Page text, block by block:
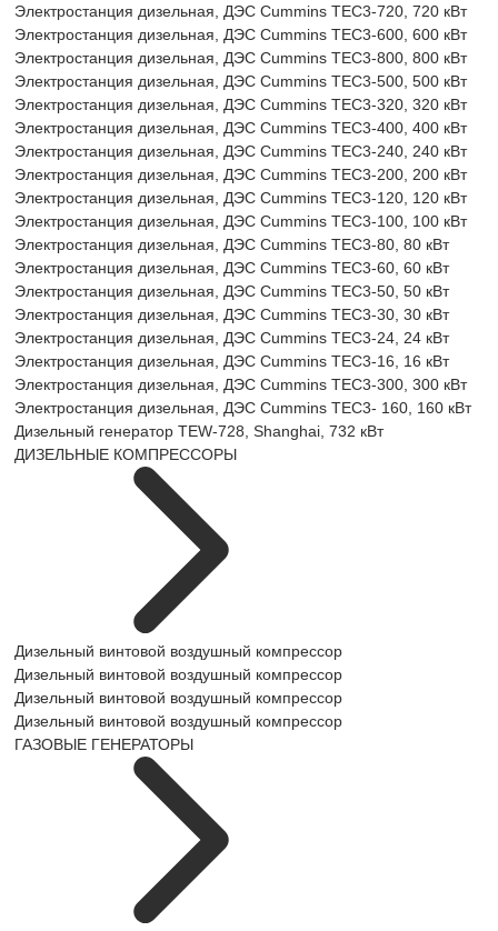
Электростанция дизельная, ДЭС Cummins TEC3-720, 720 кВт
Электростанция дизельная, ДЭС Cummins TEC3-600, 600 кВт
Электростанция дизельная, ДЭС Cummins TEC3-800, 800 кВт
Электростанция дизельная, ДЭС Cummins TEC3-500, 500 кВт
Электростанция дизельная, ДЭС Cummins TEC3-320, 320 кВт
Электростанция дизельная, ДЭС Cummins TEC3-400, 400 кВт
Электростанция дизельная, ДЭС Cummins TEC3-240, 240 кВт
Электростанция дизельная, ДЭС Cummins TEC3-200, 200 кВт
Электростанция дизельная, ДЭС Cummins TEC3-120, 120 кВт
Электростанция дизельная, ДЭС Cummins TEC3-100, 100 кВт
Электростанция дизельная, ДЭС Cummins TEC3-80, 80 кВт
Электростанция дизельная, ДЭС Cummins TEC3-60, 60 кВт
Электростанция дизельная, ДЭС Cummins TEC3-50, 50 кВт
Электростанция дизельная, ДЭС Cummins TEC3-30, 30 кВт
Электростанция дизельная, ДЭС Cummins TEC3-24, 24 кВт
Электростанция дизельная, ДЭС Cummins TEC3-16, 16 кВт
Электростанция дизельная, ДЭС Cummins TEC3-300, 300 кВт
Электростанция дизельная, ДЭС Cummins TEC3- 160, 160 кВт
Дизельный генератор TEW-728, Shanghai, 732 кВт
ДИЗЕЛЬНЫЕ КОМПРЕССОРЫ
Дизельный винтовой воздушный компрессор
Дизельный винтовой воздушный компрессор
Дизельный винтовой воздушный компрессор
Дизельный винтовой воздушный компрессор
ГАЗОВЫЕ ГЕНЕРАТОРЫ